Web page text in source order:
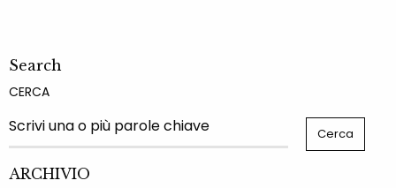
Search
CERCA
ARCHIVIO